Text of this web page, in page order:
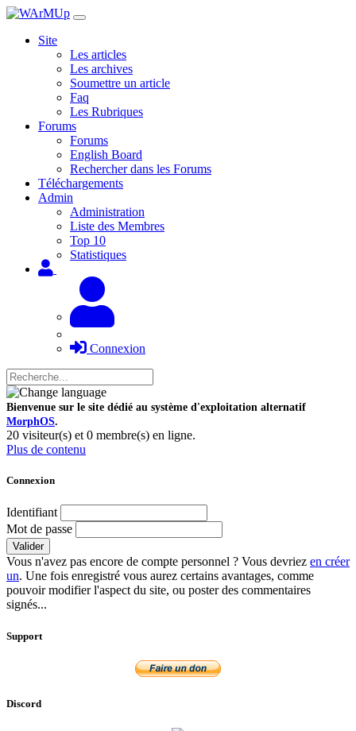
Site
Les articles
Les archives
Soumettre un article
Faq
Les Rubriques
Forums
Forums
English Board
Rechercher dans les Forums
Téléchargements
Admin
Administration
Liste des Membres
Top 10
Statistiques
Connexion
Bienvenue sur le site dédié au système d'exploitation alternatif
MorphOS.
20 visiteur(s) et 0 membre(s) en ligne.
Plus de contenu
Connexion
Identifiant
Mot de passe
Valider
Vous n'avez pas encore de compte personnel ? Vous devriez en créer
un. Une fois enregistré vous aurez certains avantages, comme
pouvoir modifier l'aspect du site, ou poster des commentaires
signés...
Support
Discord